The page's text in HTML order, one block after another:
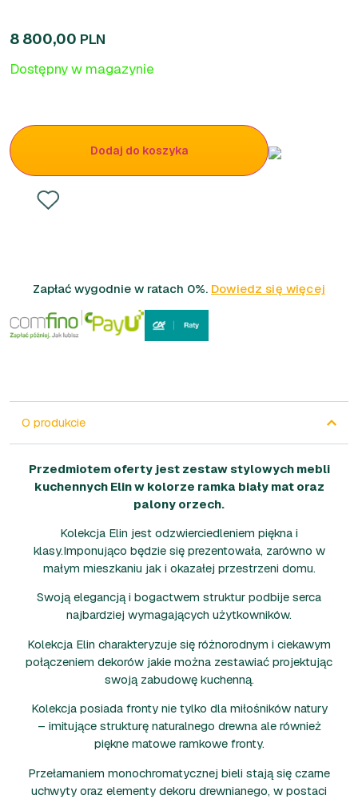
8 800,00 PLN
Dostępny w magazynie
Dodaj do koszyka
Zapłać wygodnie w ratach 0%. Dowiedz się więcej
O produkcie
Przedmiotem oferty jest zestaw stylowych mebli
kuchennych Elin w kolorze ramka biały mat oraz
palony orzech.
Kolekcja Elin jest odzwierciedleniem piękna i
klasy.Imponująco będzie się prezentowała, zarówno w
małym mieszkaniu jak i okazałej przestrzeni domu.
Swoją elegancją i bogactwem struktur podbije serca
najbardziej wymagających użytkowników.
Kolekcja Elin charakteryzuje się różnorodnym i ciekawym
połączeniem dekorów jakie można zestawiać projektując
swoją zabudowę kuchenną.
Kolekcja posiada fronty nie tylko dla miłośników natury
– imitujące strukturę naturalnego drewna ale również
piękne matowe ramkowe fronty.
Przełamaniem monochromatycznej bieli stają się czarne
uchwyty oraz elementy dekoru drewnianego, w postaci